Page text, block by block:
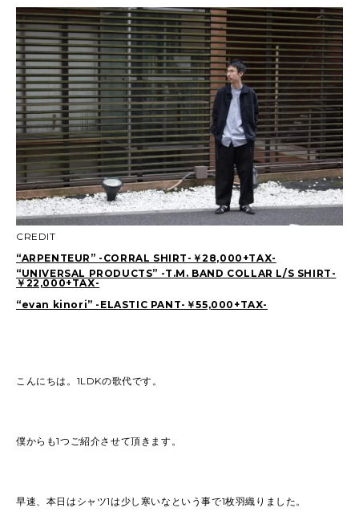
CREDIT
“ARPENTEUR” -CORRAL SHIRT-￥28,000+TAX-
“UNIVERSAL PRODUCTS” -T.M. BAND COLLAR L/S SHIRT-
￥22,000+TAX-
“evan kinori” -ELASTIC PANT-￥55,000+TAX-
こんにちは。1LDKの歌代です。
僕からも1つご紹介させて頂きます。
早速、本日はシャツ1は少し寒いなという事で1枚羽織りました。